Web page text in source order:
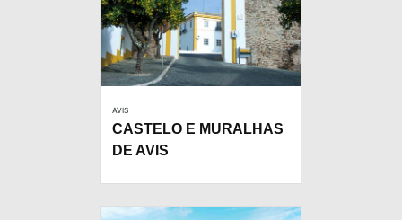
AVIS
CASTELO E MURALHAS
DE AVIS